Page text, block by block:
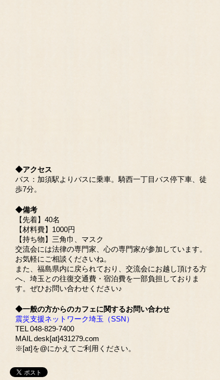
◆アクセス
バス：加須駅よりバスに乗車。騎西一丁目バス停下車、徒
歩7分。
◆備考
【先着】40名
【材料費】1000円
【持ち物】三角巾、マスク
交流会には法律の専門家、心の専門家が参加しています。
お気軽にご相談くださいね。
また、福島県内に戻られており、交流会にお越し頂ける方
へ、埼玉との往復交通費・宿泊費を一部負担しておりま
す。ぜひお問い合わせください♪
◆一般の方からのカフェに関するお問い合わせ
震災支援ネットワーク埼玉（SSN）
TEL 048-829-7400
MAIL desk[at]431279.com
※[at]を@にかえてご利用ください。